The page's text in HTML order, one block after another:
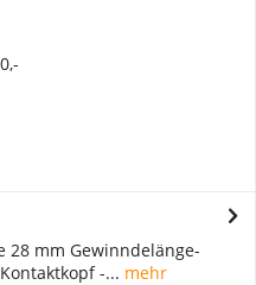
28 mm Gewinndelänge-
-... mehr